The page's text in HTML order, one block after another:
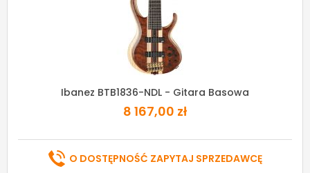
Ibanez BTB1836-NDL - Gitara Basowa
8 167,00 zł
O DOSTĘPNOŚĆ ZAPYTAJ SPRZEDAWCĘ